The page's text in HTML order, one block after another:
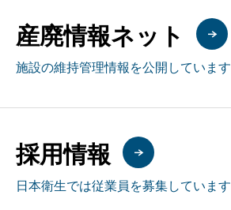
産廃情報ネット
施設の維持管理情報を公開しています
採用情報
日本衛生では従業員を募集しています